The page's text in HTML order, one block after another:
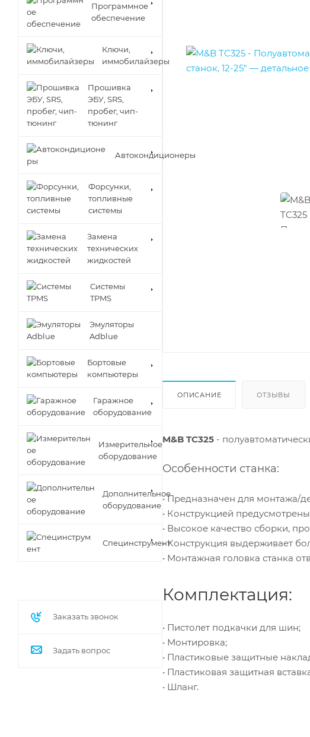
ОПИСАНИЕ ОТЗЫВЫ
M&B TC325 -
Особенности станка:
• Предназначен для монтажа/
• Конструкцией
• Высокое качество сборки,
• Конструкция выдерживает
• Монтажная головка станка
Комплектация:
• Пистолет подкачки для шин;
• Монтировка;
• Пластиковые защитные
• Пластиковая защитная
• Шланг.
Программное
обеспечение
Ключи,
иммобилайзеры
Прошивка
ЭБУ, SRS,
пробег, чип-
тюнинг
Автокондиционеры
Форсунки,
топливные
системы
Замена
технических
жидкостей
Cистемы
TPMS
Эмуляторы
Adblue
Бортовые
компьютеры
Гаражное
оборудование
Измерительное
оборудование
Дополнительное
оборудование
Специнструмент
Заказать звонок
Задать вопрос